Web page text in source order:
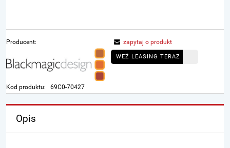
Producent:
Kod produktu: 69C0-70427
zapytaj o produkt
WEŹ LEASING TERAZ
Opis